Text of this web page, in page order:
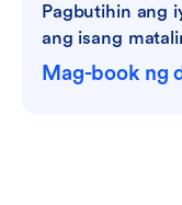
Pagbutihin ang
ang isang
Mag-book ng